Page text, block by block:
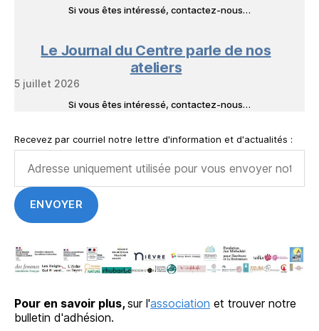
Si vous êtes intéressé, contactez-nous…
Le Journal du Centre parle de nos
ateliers
5 juillet 2026
Si vous êtes intéressé, contactez-nous…
Recevez par courriel notre lettre d'information et d'actualités :
Pour en savoir plus, sur l'association et trouver notre
bulletin d'adhésion.